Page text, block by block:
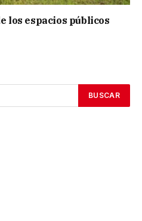
los espacios públicos